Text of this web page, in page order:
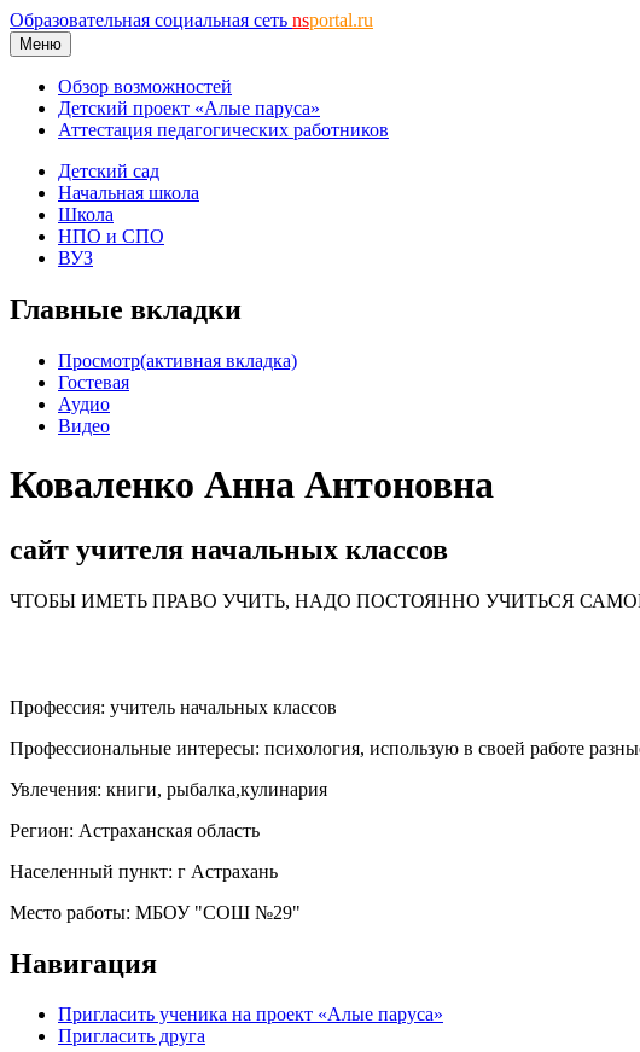
Образовательная социальная сеть nsportal.ru
Меню
Обзор возможностей
Детский проект «Алые паруса»
Аттестация педагогических работников
Детский сад
Начальная школа
Школа
НПО и СПО
ВУЗ
Главные вкладки
Просмотр(активная вкладка)
Гостевая
Аудио
Видео
Коваленко Анна Антоновна
сайт учителя начальных классов
ЧТОБЫ ИМЕТЬ ПРАВО УЧИТЬ, НАДО ПОСТОЯННО УЧИТЬСЯ
Профессия: учитель начальных классов
Профессиональные интересы: психология, использую в своей работе
Увлечения: книги, рыбалка,кулинария
Регион: Астраханская область
Населенный пункт: г Астрахань
Место работы: МБОУ "СОШ №29"
Навигация
Пригласить ученика на проект «Алые паруса»
Пригласить друга